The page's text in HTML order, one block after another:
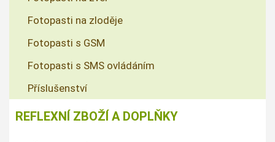
Fotopasti na zloděje
Fotopasti s GSM
Fotopasti s SMS ovládáním
Příslušenství
REFLEXNÍ ZBOŽÍ A DOPLŇKY